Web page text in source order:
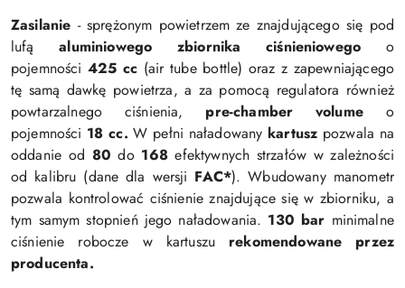
Zasilanie - sprężonym powietrzem ze znajdującego się pod
lufą
aluminiowego zbiornika ciśnieniowego
o
pojemności 425 cc (air tube bottle) oraz z zapewniającego
tę samą dawkę powietrza, a za pomocą regulatora również
powtarzalnego ciśnienia, pre-chamber volume
o
pojemności 18 cc. W pełni naładowany kartusz pozwala na
oddanie od 80 do 168efektywnych strzałów w zależności
od kalibru (dane dla wersji FAC*). Wbudowany manometr
pozwala kontrolować ciśnienie znajdujące się w zbiorniku, a
tym samym stopnień jego naładowania. 130 bar minimalne
ciśnienie robocze w kartuszu
rekomendowane przez
producenta.